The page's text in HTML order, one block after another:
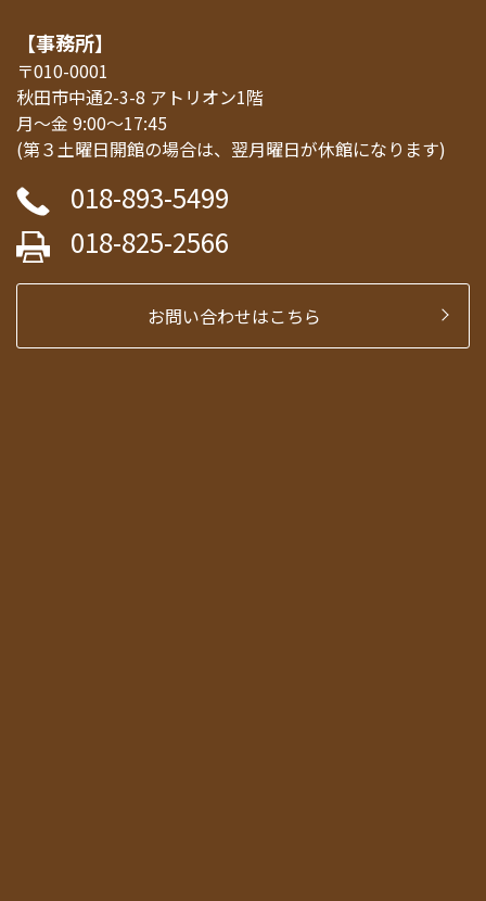
【事務所】
〒010-0001
秋田市中通2-3-8 アトリオン1階
月～金 9:00～17:45
(第３土曜日開館の場合は、翌月曜日が休館になります)
018-893-5499
018-825-2566
お問い合わせはこちら